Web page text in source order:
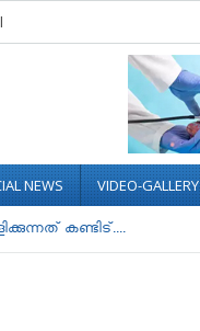
NEWS VIDEO-GALLERY
കണ്ടിട്....